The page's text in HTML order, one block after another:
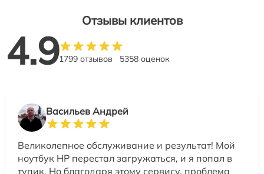
Отзывы клиентов
4.91799 отзывов 5358 оценок
Васильев Андрей
Великолепное обслуживание и результат! Мой
ноутбук HP перестал загружаться, и я попал в
тупик. Но благодаря этому сервису, проблема